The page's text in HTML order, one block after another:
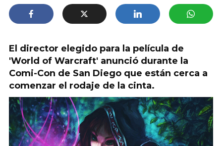
El director elegido para la película de
'World of Warcraft' anunció durante la
Comi-Con de San Diego que están cerca a
comenzar el rodaje de la cinta.